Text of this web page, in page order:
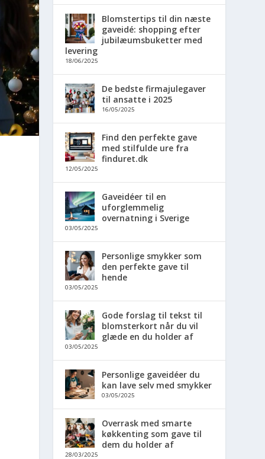
Blomstertips til din næste
gaveidé: shopping efter
jubilæumsbuketter med
levering
18/06/2025
De bedste firmajulegaver
til ansatte i 2025
16/05/2025
Find den perfekte gave
med stilfulde ure fra
finduret.dk
12/05/2025
Gaveidéer til en
uforglemmelig
overnatning i Sverige
03/05/2025
Personlige smykker som
den perfekte gave til
hende
03/05/2025
Gode forslag til tekst til
blomsterkort når du vil
glæde en du holder af
03/05/2025
Personlige gaveidéer du
kan lave selv med smykker
03/05/2025
Overrask med smarte
køkkenting som gave til
dem du holder af
28/03/2025